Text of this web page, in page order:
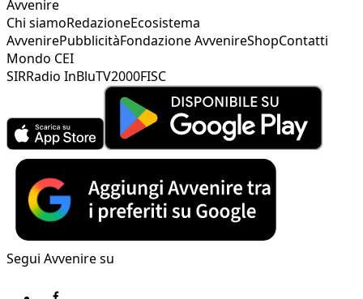
Avvenire
Chi siamoRedazioneEcosistema
AvvenirePubblicitàFondazione AvvenireShopContatti
Mondo CEI
SIRRadio InBluTV2000FISC
Segui Avvenire su